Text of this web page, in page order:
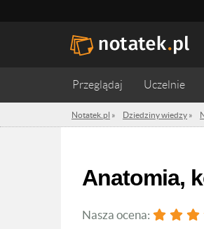
Przeglądaj Uczelnie
Notatek.pl » Dziedziny wiedzy »
anatomia,
Nasza ocena: